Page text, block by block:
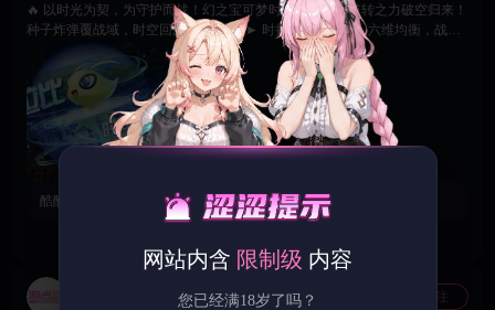
🔥 以时光为契，为守护而战！幻之宝可梦时拉比携时空逆转之力破空归来！
种子炸弹覆战域，时空回溯改胜负！ ► 时拉比限时返场：六维均衡，战术
全能 ► 至臻时装「时间侠盗」同步上线 ► 专属橙携「索尔合体器」登
场，提升续航与技能衔接 ► 种子炸弹 + 时空回溯，攻防一体掌控战场节奏
🎯 互动活动 1. 截取时拉比的战斗状态图片 2. 在本贴评论区附图进行留言
3. 参与者将获得《18禁宝可梦》专属兑换码礼包一份！ 🙌 时空相逢，羁绊
永存，静待各位训练家的故事与高光截图，愿时空之力，与你并肩同行！
酷酷的红牛：
好玩爱玩
官方 关注
网站内含 限制级 内容
您已经满18岁了吗？